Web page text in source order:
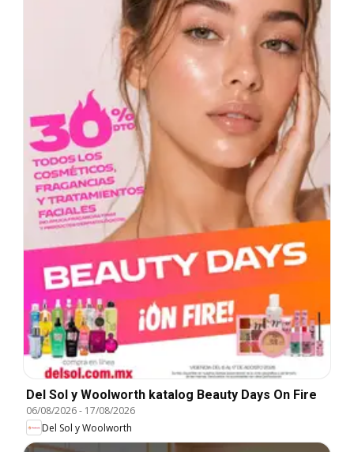
Del Sol y Woolworth katalog Beauty Days On Fire
06/08/2026- 17/08/2026
Del Sol y Woolworth